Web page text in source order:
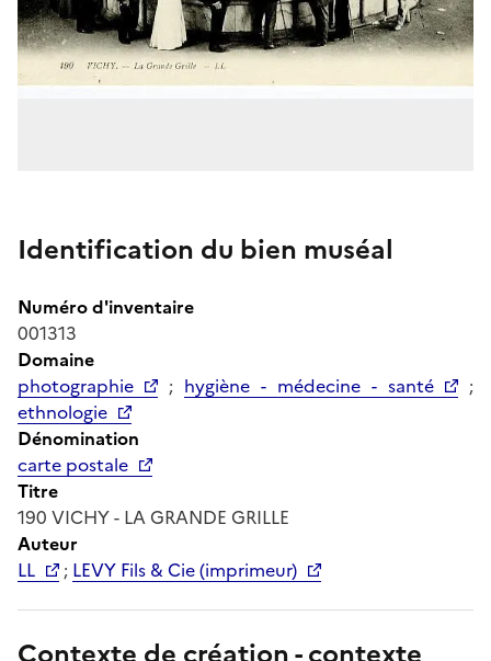
Identification du bien muséal
Numéro d'inventaire
001313
Domaine
photographie
; hygiène - médecine - santé
;
ethnologie
Dénomination
carte postale
Titre
190 VICHY - LA GRANDE GRILLE
Auteur
LL
; LEVY Fils & Cie (imprimeur)